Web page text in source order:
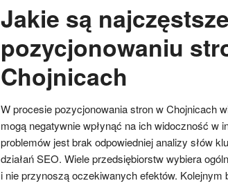
Jakie są
pozycjonowaniu
Chojnicach
W procesie pozycjonowania stron w Chojnicach
mogą negatywnie wpłynąć na ich widoczność w
problemów jest brak odpowiedniej analizy słów
działań SEO. Wiele przedsiębiorstw wybiera
i nie przynoszą oczekiwanych efektów. Kolejnym